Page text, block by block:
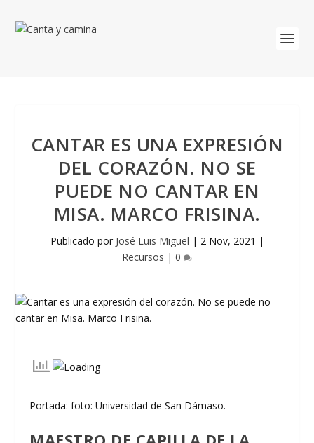
CANTAR ES UNA EXPRESIÓN
DEL CORAZÓN. NO SE
PUEDE NO CANTAR EN
MISA. MARCO FRISINA.
Publicado por José Luis Miguel | 2 Nov, 2021 |
Recursos | 0
Portada: foto: Universidad de San Dámaso.